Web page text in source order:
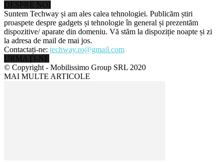
DESPRE NOI
Suntem Techway și am ales calea tehnologiei. Publicăm știri
proaspete despre gadgets și tehnologie în general și prezentăm
dispozitive/ aparate din domeniu. Vă stăm la dispoziție noapte și zi
la adresa de mail de mai jos.
Contactați-ne: techway.ro@gmail.com
URMAȚI-NE
© Copyright - Mobilissimo Group SRL 2020
MAI MULTE ARTICOLE